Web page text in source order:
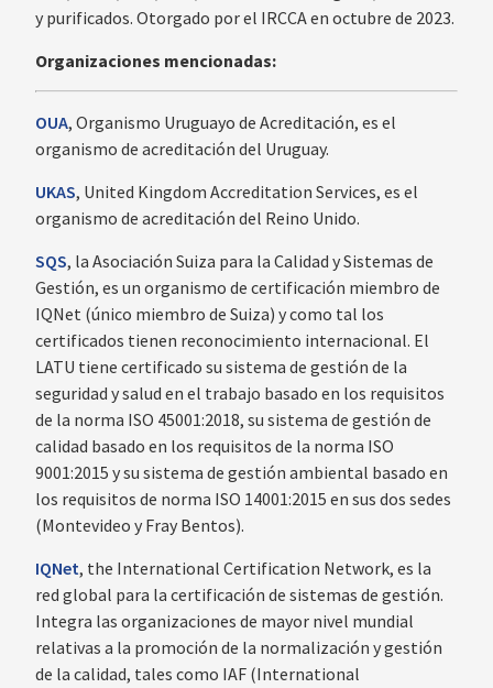
y purificados. Otorgado por el IRCCA en octubre de 2023.
‍Organizaciones mencionadas:
OUA, Organismo Uruguayo de Acreditación, es el
organismo de acreditación del Uruguay.
UKAS, United Kingdom Accreditation Services, es el
organismo de acreditación del Reino Unido.
SQS, la Asociación Suiza para la Calidad y Sistemas de
Gestión, es un organismo de certificación miembro de
IQNet (único miembro de Suiza) y como tal los
certificados tienen reconocimiento internacional. El
LATU tiene certificado su sistema de gestión de la
seguridad y salud en el trabajo basado en los requisitos
de la norma ISO 45001:2018, su sistema de gestión de
calidad basado en los requisitos de la norma ISO
9001:2015 y su sistema de gestión ambiental basado en
los requisitos de norma ISO 14001:2015 en sus dos sedes
(Montevideo y Fray Bentos).
IQNet, the International Certification Network, es la
red global para la certificación de sistemas de gestión.
Integra las organizaciones de mayor nivel mundial
relativas a la promoción de la normalización y gestión
de la calidad, tales como IAF (International